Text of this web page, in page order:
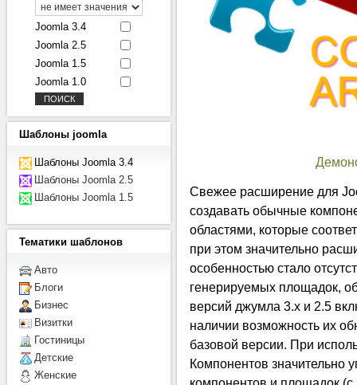
Свежее расширение для
создавать обычные
областями, которые
при этом значительно
особенностью стало
генерируемых площадок,
версий джумла 3.х и 2.5
наличии возможность их
базовой версии. При
Компонентов значительно
Joomla 3.4
Joomla 2.5
Joomla 1.5
Joomla 1.0
Шаблоны joomla
Шаблоны Joomla 3.4
Шаблоны Joomla 2.5
Шаблоны Joomla 1.5
Тематики шаблонов
Авто
Блоги
Бизнес
Визитки
Гостиницы
Детcкие
Женские